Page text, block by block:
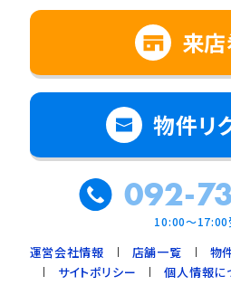
来
物件リ
092-
10:00～17:00
運営会社情報 店舗一覧
物
サイトポリシー
個人情報に